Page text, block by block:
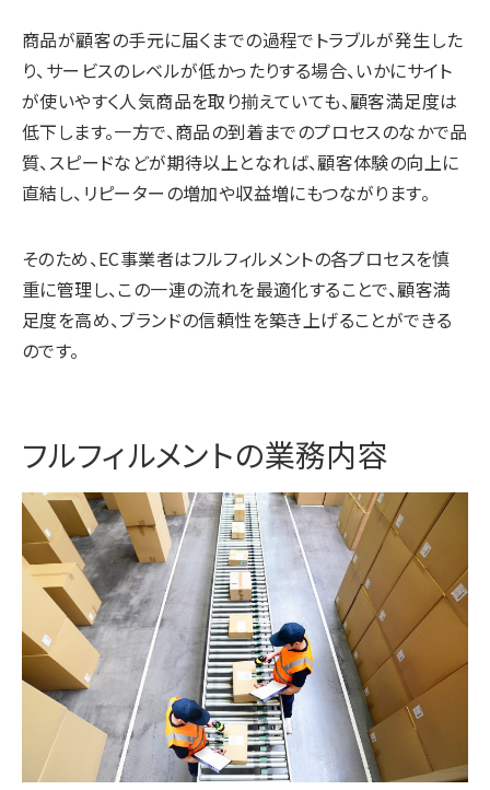
商品が顧客の手元に届くまでの過程でトラブルが発生した
り、サービスのレベルが低かったりする場合、いかにサイト
が使いやすく人気商品を取り揃えていても、顧客満足度は
低下します。一方で、商品の到着までのプロセスのなかで品
質、スピードなどが期待以上となれば、顧客体験の向上に
直結し、リピーターの増加や収益増にもつながります。
そのため、EC事業者はフルフィルメントの各プロセスを慎
重に管理し、この一連の流れを最適化することで、顧客満
足度を高め、ブランドの信頼性を築き上げることができる
のです。
フルフィルメントの業務内容